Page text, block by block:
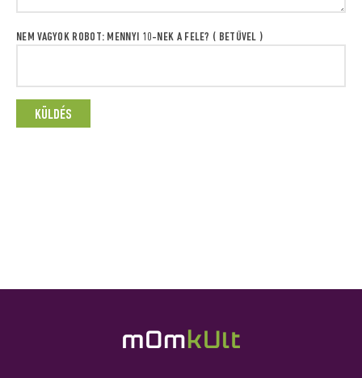
NEM VAGYOK ROBOT: MENNYI 10-NEK A FELE? ( BETŰVEL )